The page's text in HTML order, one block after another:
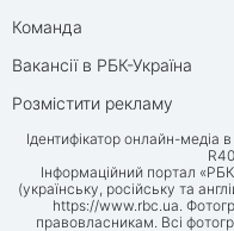
Команда
Вакансії в РБК-Україна
Розмістити рекламу
Ідентифікатор онлайн-медіа
Інформаційний портал
(українську, російську та
https://www.rbc.ua.
правовласникам. Всі